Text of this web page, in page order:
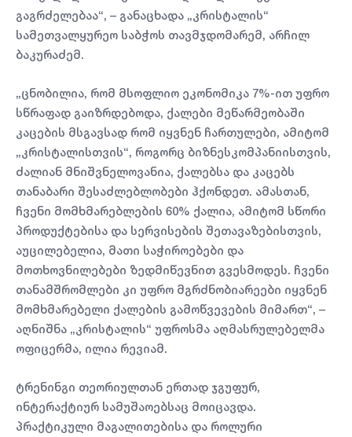
გაგრძელებაა“, – განაცხადა „კრისტალის“
სამეთვალყურეო საბჭოს თავმჯდომარემ, არჩილ
ბაკურაძემ.
„ცნობილია, რომ მსოფლიო ეკონომიკა 7%-ით უფრო
სწრაფად გაიზრდებოდა, ქალები მეწარმეობაში
კაცების მსგავსად რომ იყვნენ ჩართულები, ამიტომ
„კრისტალისთვის“, როგორც ბიზნესკომპანიისთვის,
ძალიან მნიშვნელოვანია, ქალებსა და კაცებს
თანაბარი შესაძლებლობები ჰქონდეთ. ამასთან,
ჩვენი მომხმარებლების 60% ქალია, ამიტომ სწორი
პროდუქტებისა და სერვისების შეთავაზებისთვის,
აუცილებელია, მათი საჭიროებები და
მოთხოვნილებები ზედმიწევნით გვესმოდეს. ჩვენი
თანამშრომლები კი უფრო მგრძნობიარეები იყვნენ
მომხმარებელი ქალების გამოწვევების მიმართ“, –
აღნიშნა „კრისტალის“ უფროსმა აღმასრულებელმა
ოფიცერმა, ილია რევიამ.
ტრენინგი თეორიულთან ერთად ჯგუფურ,
ინტერაქტიურ სამუშაოებსაც მოიცავდა.
პრაქტიკული მაგალითებისა და როლური